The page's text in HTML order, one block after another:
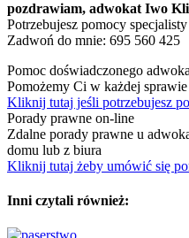
pozdrawiam, adwokat Iwo
Potrzebujesz pomocy
Zadwoń do mnie: 695 560 425
Pomoc doświadczonego
Pomożemy Ci w każdej
Kliknij tutaj jeśli potrzebujesz
Porady prawne on-line
Zdalne porady prawne u
domu lub z biura
Kliknij tutaj żeby umówić się
Inni czytali również: